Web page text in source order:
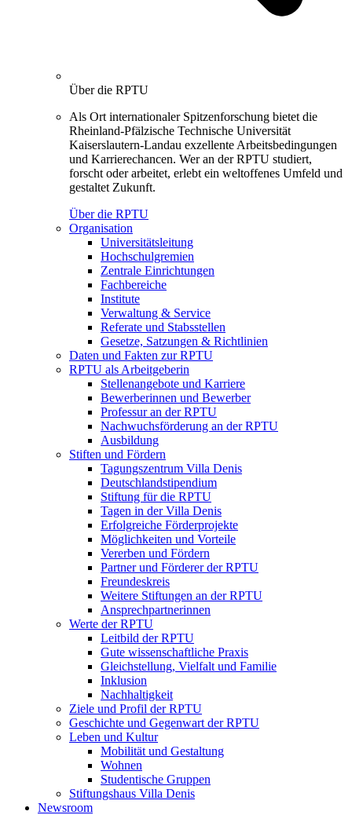
Über die RPTU
Als Ort internationaler Spitzenforschung bietet die
Rheinland-Pfälzische Technische Universität
Kaiserslautern-Landau exzellente Arbeitsbedingungen
und Karrierechancen. Wer an der RPTU studiert,
forscht oder arbeitet, erlebt ein weltoffenes Umfeld und
gestaltet Zukunft.
Über die RPTU
Organisation
Universitätsleitung
Hochschulgremien
Zentrale Einrichtungen
Fachbereiche
Institute
Verwaltung & Service
Referate und Stabsstellen
Gesetze, Satzungen & Richtlinien
Daten und Fakten zur RPTU
RPTU als Arbeitgeberin
Stellenangebote und Karriere
Bewerberinnen und Bewerber
Professur an der RPTU
Nachwuchsförderung an der RPTU
Ausbildung
Stiften und Fördern
Tagungszentrum Villa Denis
Deutschlandstipendium
Stiftung für die RPTU
Tagen in der Villa Denis
Erfolgreiche Förderprojekte
Möglichkeiten und Vorteile
Vererben und Fördern
Partner und Förderer der RPTU
Freundeskreis
Weitere Stiftungen an der RPTU
Ansprechpartnerinnen
Werte der RPTU
Leitbild der RPTU
Gute wissenschaftliche Praxis
Gleichstellung, Vielfalt und Familie
Inklusion
Nachhaltigkeit
Ziele und Profil der RPTU
Geschichte und Gegenwart der RPTU
Leben und Kultur
Mobilität und Gestaltung
Wohnen
Studentische Gruppen
Stiftungshaus Villa Denis
Newsroom